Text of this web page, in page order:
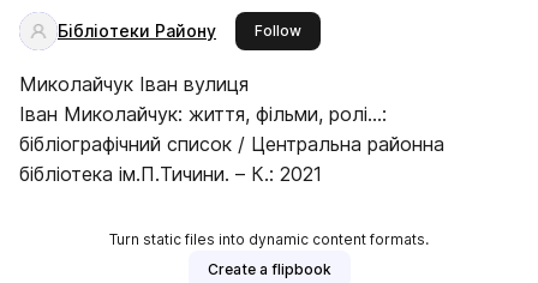
Бібліотеки Району Followthis publisher
Миколайчук Іван вулиця
Іван Миколайчук: життя, фільми, ролі…:
бібліографічний список / Центральна районна
бібліотека ім.П.Тичини. – К.: 2021
Turn static files into dynamic content formats.
Create a flipbook